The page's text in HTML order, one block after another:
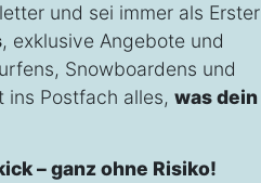
und sei immer als Erster
, exklusive Angebote und
Snowboardens und
ins Postfach alles, was dein
– ganz ohne Risiko!